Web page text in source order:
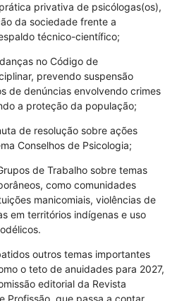
privativa de psicólogas(os),
da sociedade frente a
técnico-científico;
no Código de
prevendo suspensão
de denúncias envolvendo crimes
a proteção da população;
de resolução sobre ações
Conselhos de Psicologia;
de Trabalho sobre temas
como comunidades
manicomiais, violências de
em territórios indígenas e uso
outros temas importantes
o teto de anuidades para 2027,
editorial da Revista